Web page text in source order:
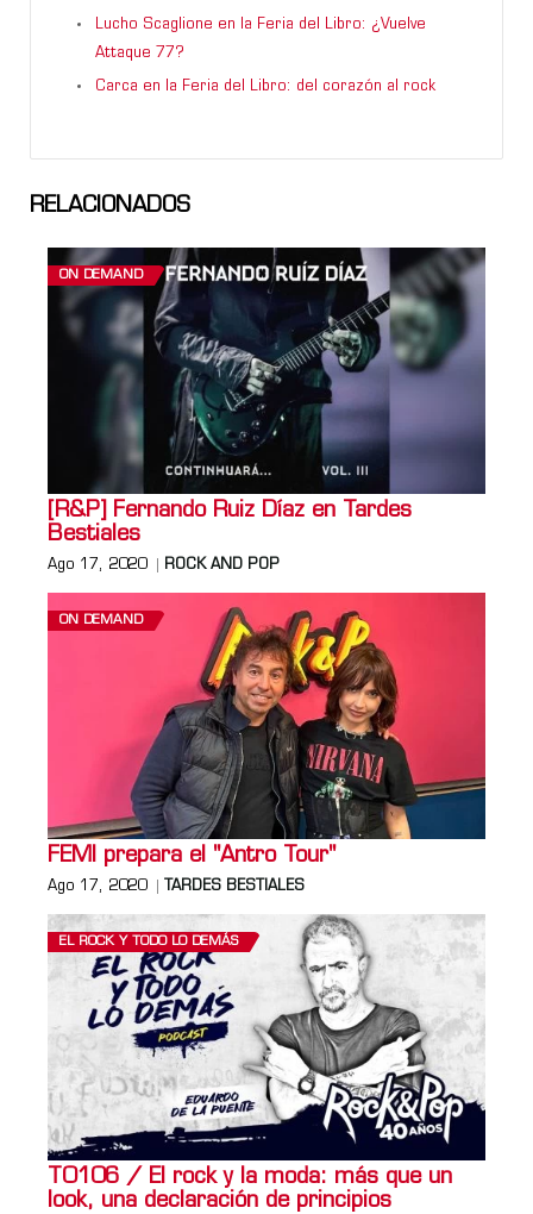
Lucho Scaglione en la Feria del Libro: ¿Vuelve
Attaque 77?
Carca en la Feria del Libro: del corazón al rock
RELACIONADOS
ON DEMAND
[R&P] Fernando Ruiz Díaz en Tardes
Bestiales
Ago 17, 2020 ROCK AND POP
ON DEMAND
FEMI prepara el "Antro Tour"
Ago 17, 2020 TARDES BESTIALES
EL ROCK Y TODO LO DEMÁS
T0106 / El rock y la moda: más que un
look, una declaración de principios